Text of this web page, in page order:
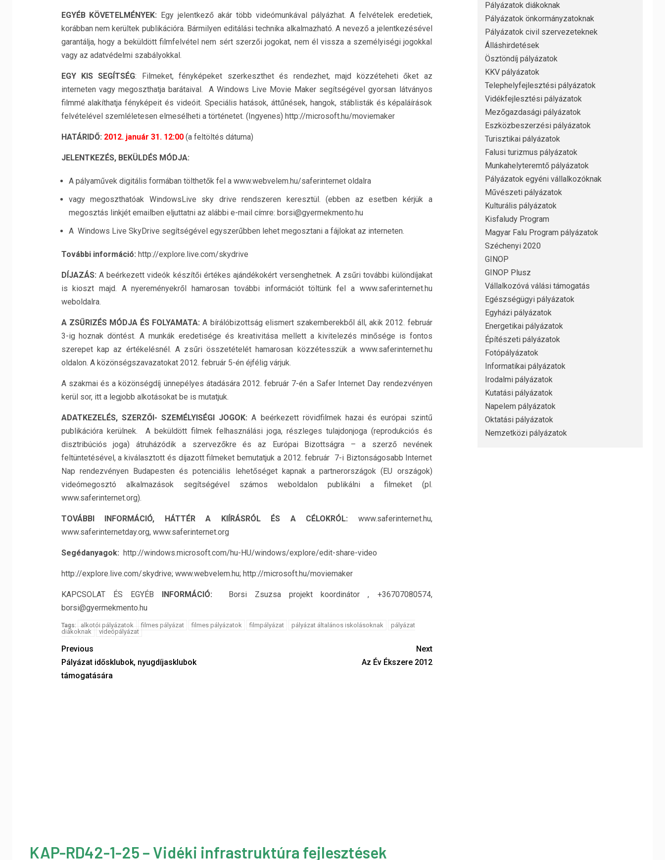
EGYÉB KÖVETELMÉNYEK: Egy jelentkező akár több videómunkával pályázhat. A felvételek eredetiek,
korábban nem kerültek publikációra. Bármilyen editálási technika alkalmazható. A nevező a jelentkezésével
garantálja, hogy a beküldött filmfelvétel nem sért szerzői jogokat, nem él vissza a személyiségi jogokkal
vagy az adatvédelmi szabályokkal.
EGY KIS SEGÍTSÉG: Filmeket, fényképeket szerkeszthet és rendezhet, majd közzéteheti őket az
interneten vagy megoszthatja barátaival. A Windows Live Movie Maker segítségével gyorsan látványos
filmmé alakíthatja fényképeit és videóit. Speciális hatások, áttűnések, hangok, stáblisták és képaláírások
felvételével szemléletesen elmesélheti a történetet. (Ingyenes) http://microsoft.hu/moviemaker
HATÁRIDŐ: 2012. január 31. 12:00(a feltöltés dátuma)
JELENTKEZÉS, BEKÜLDÉS MÓDJA:
A pályaművek digitális formában tölthetők fel a www.webvelem.hu/saferinternet oldalra
vagy megoszthatóak WindowsLive sky drive rendszeren keresztül. (ebben az esetben kérjük a
megosztás linkjét emailben eljuttatni az alábbi e-mail címre: borsi@gyermekmento.hu
A Windows Live SkyDrive segítségével egyszerűbben lehet megosztani a fájlokat az interneten.
További információ: http://explore.live.com/skydrive
DÍJAZÁS: A beérkezett videók készítői értékes ajándékokért versenghetnek. A zsűri további különdíjakat
is kioszt majd. A nyereményekről hamarosan további információt töltünk fel a www.saferinternet.hu
weboldalra.
A ZSŰRIZÉS MÓDJA ÉS FOLYAMATA: A bírálóbizottság elismert szakemberekből áll, akik 2012. február
3-ig hoznak döntést. A munkák eredetisége és kreativitása mellett a kivitelezés minősége is fontos
szerepet kap az értékelésnél. A zsűri összetételét hamarosan közzétesszük a www.saferinternet.hu
oldalon. A közönségszavazatokat 2012. február 5-én éjfélig várjuk.
A szakmai és a közönségdíj ünnepélyes átadására 2012. február 7-én a Safer Internet Day rendezvényen
kerül sor, itt a legjobb alkotásokat be is mutatjuk.
ADATKEZELÉS, SZERZŐI- SZEMÉLYISÉGI JOGOK: A beérkezett rövidfilmek hazai és európai szintű
publikációra kerülnek. A beküldött filmek felhasználási joga, részleges tulajdonjoga (reprodukciós és
disztribúciós joga) átruházódik a szervezőkre és az Európai Bizottságra – a szerző nevének
feltüntetésével, a kiválasztott és díjazott filmeket bemutatjuk a 2012. február 7-i Biztonságosabb Internet
Nap rendezvényen Budapesten és potenciális lehetőséget kapnak a partnerországok (EU országok)
videómegosztó alkalmazások segítségével számos weboldalon publikálni a filmeket (pl.
www.saferinternet.org).
TOVÁBBI INFORMÁCIÓ, HÁTTÉR A KIÍRÁSRÓL ÉS A CÉLOKRÓL: www.saferinternet.hu,
www.saferinternetday.org, www.saferinternet.org
Segédanyagok: http://windows.microsoft.com/hu-HU/windows/explore/edit-share-video
http://explore.live.com/skydrive; www.webvelem.hu; http://microsoft.hu/moviemaker
KAPCSOLAT ÉS EGYÉB INFORMÁCIÓ: Borsi Zsuzsa projekt koordinátor , +36707080574,
borsi@gyermekmento.hu
Tags: alkotói pályázatok filmes pályázat filmes pályázatok filmpályázat pályázat általános iskolásoknak
pályázat
diákoknak
videópályázat
Previous
Pályázat idősklubok, nyugdíjasklubok
támogatására
Next
Az Év Ékszere 2012
KAP-RD42-1-25 – Vidéki infrastruktúra fejlesztések
Pályázatok diákoknak
Pályázatok önkormányzatoknak
Pályázatok civil szervezeteknek
Álláshirdetések
Ösztöndíj pályázatok
KKV pályázatok
Telephelyfejlesztési pályázatok
Vidékfejlesztési pályázatok
Mezőgazdasági pályázatok
Eszközbeszerzési pályázatok
Turisztikai pályázatok
Falusi turizmus pályázatok
Munkahelyteremtő pályázatok
Pályázatok egyéni vállalkozóknak
Művészeti pályázatok
Kulturális pályázatok
Kisfaludy Program
Magyar Falu Program pályázatok
Széchenyi 2020
GINOP
GINOP Plusz
Vállalkozóvá válási támogatás
Egészségügyi pályázatok
Egyházi pályázatok
Energetikai pályázatok
Építészeti pályázatok
Fotópályázatok
Informatikai pályázatok
Irodalmi pályázatok
Kutatási pályázatok
Napelem pályázatok
Oktatási pályázatok
Nemzetközi pályázatok